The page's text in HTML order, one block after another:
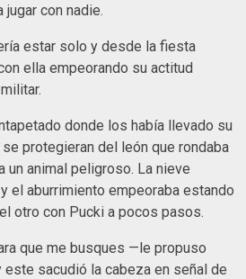
jugar con nadie.
estar solo y desde la fiesta
ella empeorando su actitud
donde los había llevado su
se protegieran del león que rondaba
un animal peligroso. La nieve
el aburrimiento empeoraba estando
otro con Pucki a pocos pasos.
que me busques —le propuso
este sacudió la cabeza en señal de